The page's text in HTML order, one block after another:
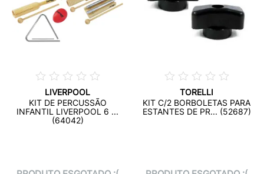
LIVERPOOL
KIT DE PERCUSSÃO
INFANTIL LIVERPOOL 6 ...
(64042)
TORELLI
KIT C/2 BORBOLETAS PARA
ESTANTES DE PR... (52687)